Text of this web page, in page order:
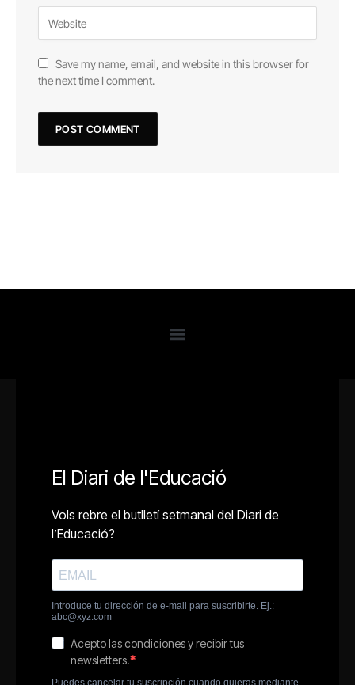
Save my name, email, and website in this browser for
the next time I comment.